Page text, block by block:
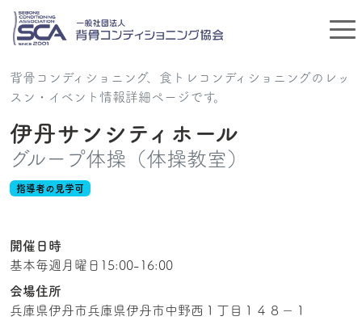
背骨コンディショニング、食トレコンディショニングのレッ
スン・イベント情報詳細ページです。
伊丹サンシティホール
グループ体操（体操教室）
指導者の見学可
開催日時
基本毎週月曜日15:00-16:00
会場住所
兵庫県伊丹市兵庫県伊丹市中野西１丁目１４８−１